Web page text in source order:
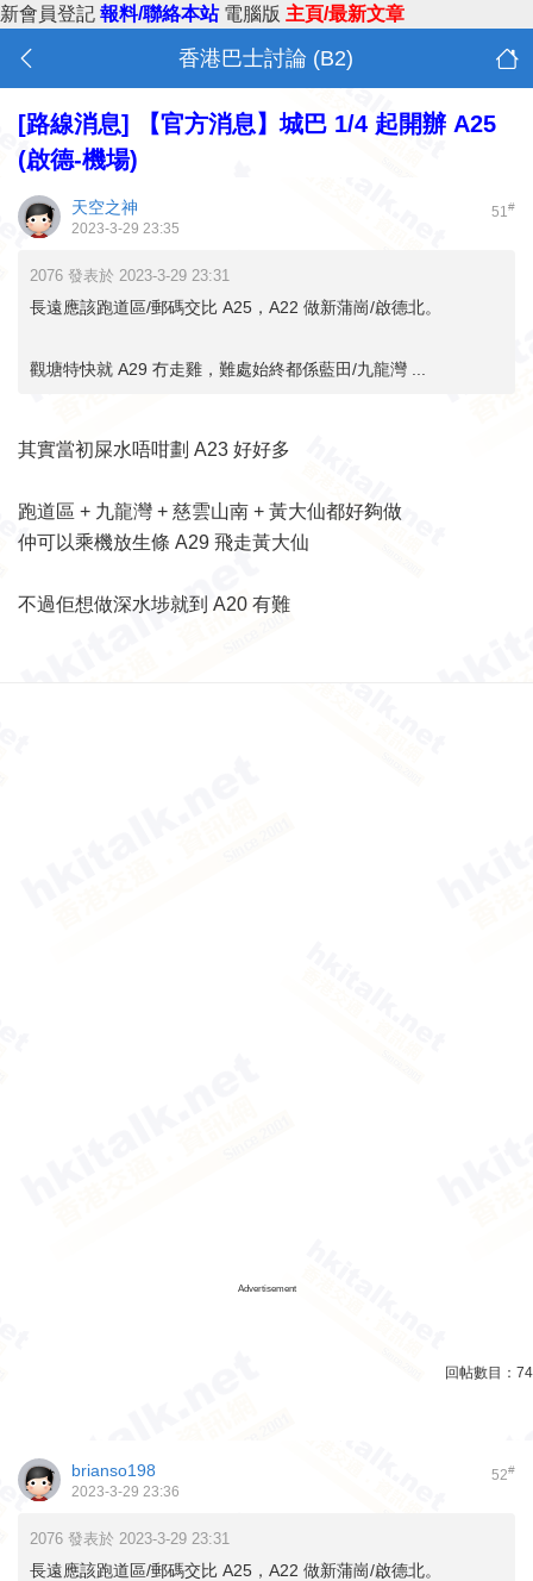
新會員登記 報料/聯絡本站 電腦版 主頁/最新文章
香港巴士討論 (B2)
[路線消息]
【官方消息】城巴 1/4 起開辦 A25
(啟德-機場)
51#
天空之神
2023-3-29 23:35
2076 發表於 2023-3-29 23:31
長遠應該跑道區/郵碼交比 A25，A22 做新蒲崗/啟德北。
觀塘特快就 A29 冇走雞，難處始終都係藍田/九龍灣 ...
其實當初屎水唔咁劃 A23 好好多
跑道區 + 九龍灣 + 慈雲山南 + 黃大仙都好夠做
仲可以乘機放生條 A29 飛走黃大仙
不過佢想做深水埗就到 A20 有難
Advertisement
回帖數目： 74
52#
brianso198
2023-3-29 23:36
2076 發表於 2023-3-29 23:31
長遠應該跑道區/郵碼交比 A25，A22 做新蒲崗/啟德北。